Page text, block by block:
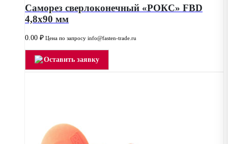
Саморез сверлоконечный «РОКС» FBD
4,8х90 мм
0.00 ₽ Цена по запросу info@fasten-trade.ru
Оставить заявку